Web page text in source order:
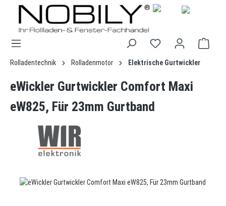
springen
Rolladentechnik Rolladenmotor Elektrische Gurtwickler
eWickler Gurtwickler Comfort Maxi
eW825, Für 23mm Gurtband
Bildergalerie überspringen